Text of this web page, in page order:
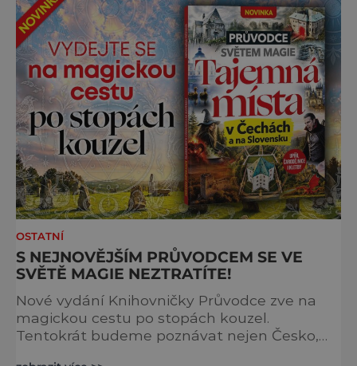
OSTATNÍ
S NEJNOVĚJŠÍM PRŮVODCEM SE VE
SVĚTĚ MAGIE NEZTRATÍTE!
Nové vydání Knihovničky Průvodce zve na
magickou cestu po stopách kouzel.
Tentokrát budeme poznávat nejen Česko,